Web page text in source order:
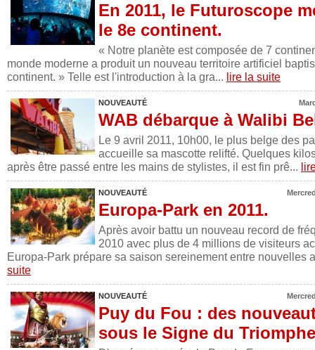
En 2011, le Futuroscope
le 8e continent.
« Notre planète est composée de 7
monde moderne a produit un nouveau territoire artificiel
continent. » Telle est l'introduction à la gra... lire la suite
NOUVEAUTÉ
WAB débarque à Walibi
Le 9 avril 2011, 10h00, le plus belge des
accueille sa mascotte relifté. Quelques
après être passé entre les mains de stylistes, il est fin prê...
NOUVEAUTÉ
Europa-Park en 2011.
Après avoir battu un nouveau record de
2010 avec plus de 4 millions de visiteurs
Europa-Park prépare sa saison sereinement entre nouvelles
suite
NOUVEAUTÉ
Puy du Fou : des
sous le Signe du Triomphe